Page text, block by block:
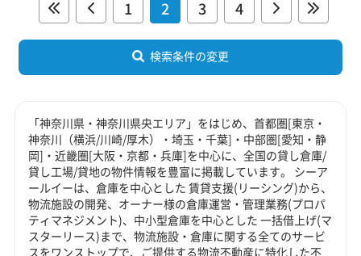
1 2 3 4
検索条件の変更
「神奈川県・神奈川県央エリア」をはじめ、首都圏[東京・
神奈川（横浜/川崎/厚木）・埼玉・千葉]・中部圏[愛知・静
岡]・近畿圏[大阪・京都・兵庫]を中心に、全国の貸し倉庫/
貸し工場/貸地の物件情報を豊富に掲載しています。 シーア
ールイーは、倉庫を中心とした 賃貸支援(リーシング)から、
物流施設の開発、オーナー様の倉庫運営・管理業務(プロパ
ティマネジメント)、中小型倉庫を中心とした 一括借上げ(マ
スターリース)まで、物流施設・倉庫に関する全てのサービ
スをワンストップで、ご提供する物流不動産に特化した不